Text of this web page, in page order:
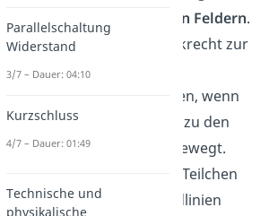
Ladungen
in magnetischen Feldern.
Sie wirkt dabei immer senkrecht zur
Bewegungsrichtung
ist am größten, wenn
sich die Ladung senkrecht zu den
magnetischen Feldlinien bewegt.
Bewegt sich das geladene Teilchen
parallel zu den Magnetfeldlinien
Parallelschaltung
Widerstand
3/7 – Dauer: 04:10
Kurzschluss
4/7 – Dauer: 01:49
Technische und
physikalische